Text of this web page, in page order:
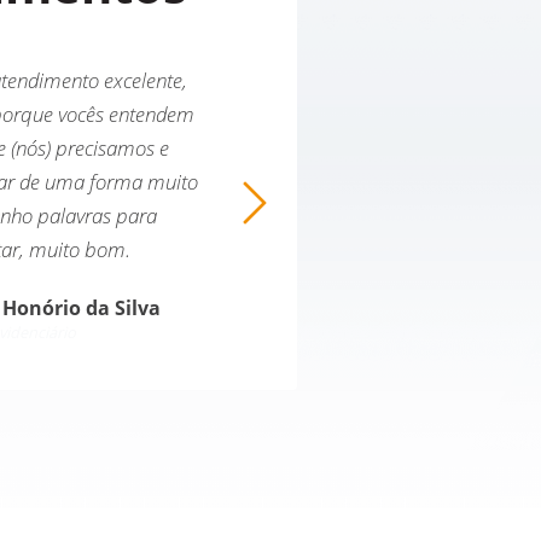
excelente,
vocês entendem
(nós) precisamos e
de uma forma muito
palavras para
muito bom.
da Silva